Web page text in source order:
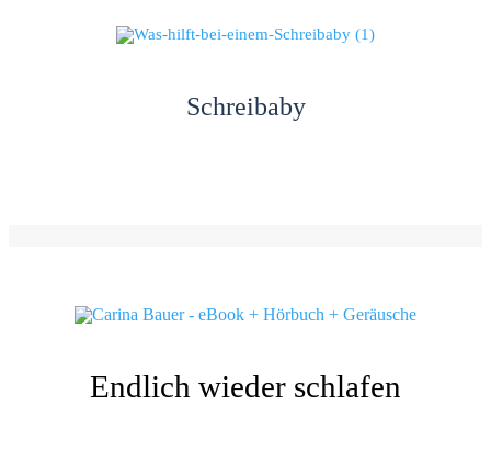
Schreibaby
Endlich wieder schlafen